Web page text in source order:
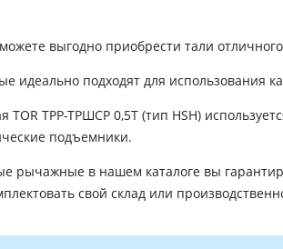
выгодно приобрести тали
идеально подходят для использования
ТРР-ТРШСР 0,5Т (тип HSH)
подъемники.
рычажные в нашем каталоге вы
свой склад или